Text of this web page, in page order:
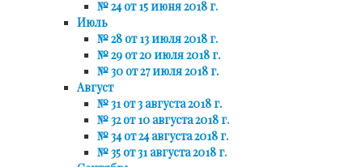
№ 24 от 15 июня 2018 г.
Июль
№ 28 от 13 июля 2018 г.
№ 29 от 20 июля 2018 г.
№ 30 от 27 июля 2018 г.
Август
№ 31 от 3 августа 2018 г.
№ 32 от 10 августа 2018 г.
№ 34 от 24 августа 2018 г.
№ 35 от 31 августа 2018 г.